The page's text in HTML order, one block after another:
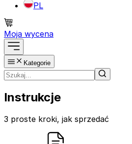
PL
Moja wycena
Kategorie
Instrukcje
3 proste kroki, jak sprzedać